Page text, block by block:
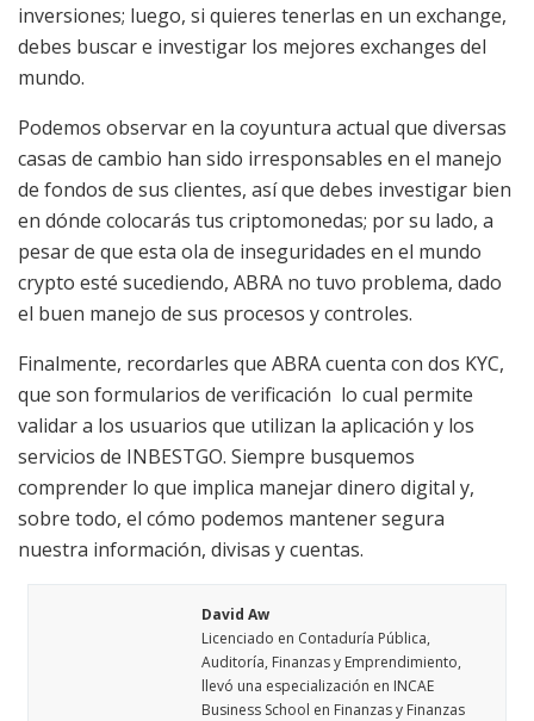
inversiones; luego, si quieres tenerlas en un exchange,
debes buscar e investigar los mejores exchanges del
mundo.
Podemos observar en la coyuntura actual que diversas
casas de cambio han sido irresponsables en el manejo
de fondos de sus clientes, así que debes investigar bien
en dónde colocarás tus criptomonedas; por su lado, a
pesar de que esta ola de inseguridades en el mundo
crypto esté sucediendo, ABRA no tuvo problema, dado
el buen manejo de sus procesos y controles.
Finalmente, recordarles que ABRA cuenta con dos KYC,
que son formularios de verificación lo cual permite
validar a los usuarios que utilizan la aplicación y los
servicios de INBESTGO. Siempre busquemos
comprender lo que implica manejar dinero digital y,
sobre todo, el cómo podemos mantener segura
nuestra información, divisas y cuentas.
David Aw
Licenciado en Contaduría Pública,
Auditoría, Finanzas y Emprendimiento,
llevó una especialización en INCAE
Business School en Finanzas y Finanzas